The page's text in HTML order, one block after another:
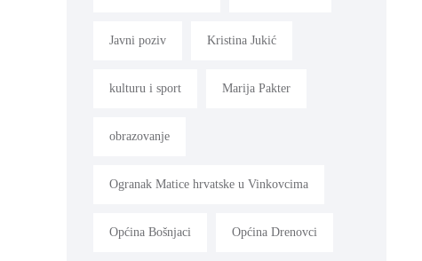
Javni poziv Kristina Jukić
kulturu i sport Marija Pakter
obrazovanje
Ogranak Matice hrvatske u Vinkovcima
Općina Bošnjaci Općina Drenovci